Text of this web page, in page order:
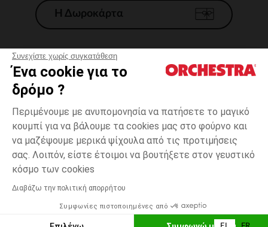
Συνεχίστε χωρίς συγκατάθεση
Ένα cookie για το
δρόμο ?
Περιμένουμε με ανυπομονησία να πατήσετε το μαγικό
κουμπί για να βάλουμε τα cookies μας στο φούρνο και
να μαζέψουμε μερικά ψίχουλα από τις προτιμήσεις
σας. Λοιπόν, είστε έτοιμοι να βουτήξετε στον γευστικό
κόσμο των cookies
Διαβάζω την πολιτική απορρήτου
Συμφωνίες πιστοποιημένες από
Κίτρινο
Δυνατότητα πληρωμής με
ΕΠΙΛΟΓΗ ΜΕΓΕΘΟΥΣ
Η Δωροκάρτα
Γενικοί 'Οροι Πώλησης
*Εμπορικες προσφορες
Προσωπικά δεδομένα
Διαχείρηση των cookies
Προσβασιμότητα: μη συμμορφούμενη
H Orchestra συμμετέχει στον κωδικά δεοντολογίας και στο σύστημα
μεσολάβησης της Γαλλικής Ομοσπονδίας Ηλεκτρονικού Εμπορίου.